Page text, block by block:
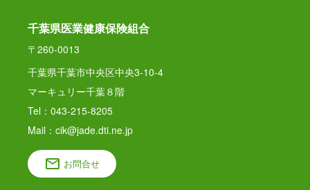
千葉県医業健康保険組合
〒260-0013
千葉県千葉市中央区中央3-10-4
マーキュリー千葉８階
Tel：043-215-8205
Mail：cik@jade.dti.ne.jp
お問合せ